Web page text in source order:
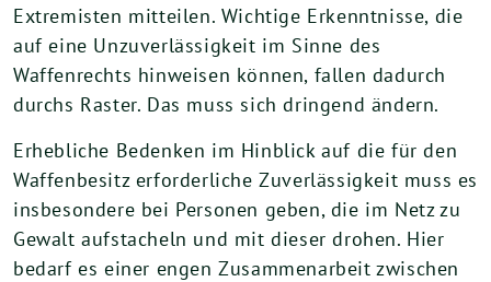
Extremisten mitteilen. Wichtige Erkenntnisse, die
auf eine Unzuverlässigkeit im Sinne des
Waffenrechts hinweisen können, fallen dadurch
durchs Raster. Das muss sich dringend ändern.
Erhebliche Bedenken im Hinblick auf die für den
Waffenbesitz erforderliche Zuverlässigkeit muss es
insbesondere bei Personen geben, die im Netz zu
Gewalt aufstacheln und mit dieser drohen. Hier
bedarf es einer engen Zusammenarbeit zwischen